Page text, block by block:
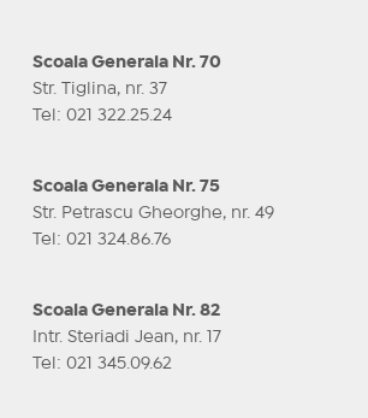
Scoala Generala Nr. 70
Str. Tiglina, nr. 37
Tel: 021 322.25.24
Scoala Generala Nr. 75
Str. Petrascu Gheorghe, nr. 49
Tel: 021 324.86.76
Scoala Generala Nr. 82
Intr. Steriadi Jean, nr. 17
Tel: 021 345.09.62